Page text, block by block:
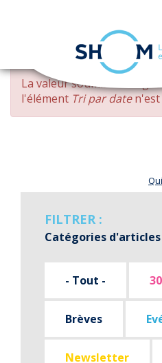
Aller
contenu
principal
MESSAGE
D'ERREUR
La valeur soumise
l'élément Tri par daten'est
FILTRER :
Catégories d'articles
- Tout -
Brèves
Newsletter